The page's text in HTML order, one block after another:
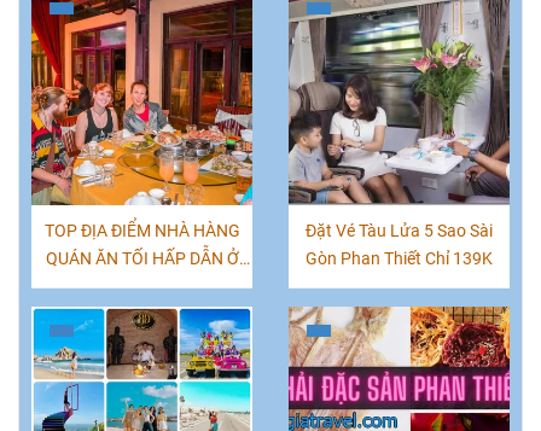
TOP ĐỊA ĐIỂM NHÀ HÀNG
QUÁN ĂN TỐI HẤP DẪN Ở
MŨI NÉ PHAN THIẾT
Đặt Vé Tàu Lửa 5 Sao Sài
Gòn Phan Thiết Chỉ 139K